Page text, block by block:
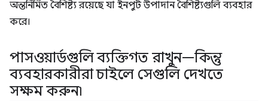
অন্তর্নির্মিত বৈশিষ্ট্য রয়েছে যা ইনপুট উপাদান বৈশিষ্ট্যগুলি ব্যবহার
করে।
পাসওয়ার্ডগুলি ব্যক্তিগত রাখুন—কিন্তু
ব্যবহারকারীরা চাইলে সেগুলি দেখতে
সক্ষম করুন৷